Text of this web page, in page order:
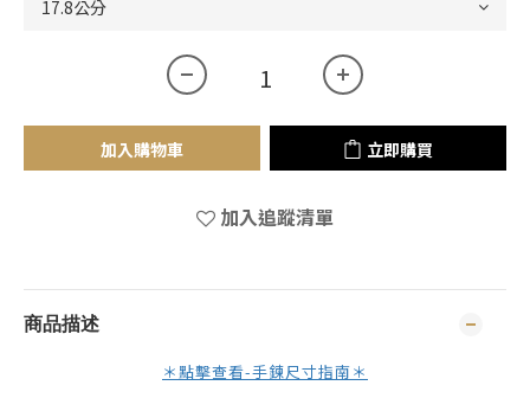
加入購物車 立即購買
加入追蹤清單
商品描述
＊點擊查看-手鍊尺寸指南＊